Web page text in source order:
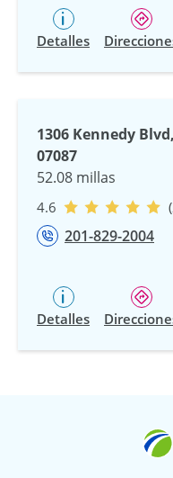
Detalles
1306 Kennedy
07087
52.08 millas
4.6
201-829-2004
Detalles